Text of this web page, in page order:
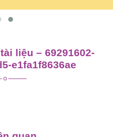
liệu – 69291602-
e1fa1f8636ae